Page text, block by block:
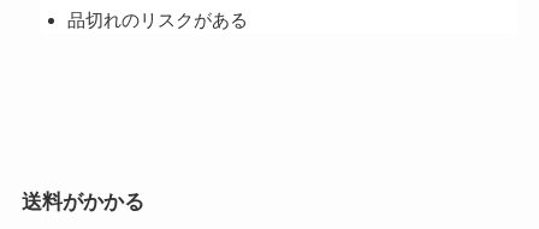
品切れのリスクがある
送料がかかる